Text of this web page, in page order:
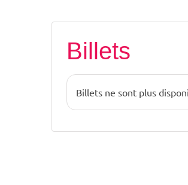
Billets
Billets ne sont plus